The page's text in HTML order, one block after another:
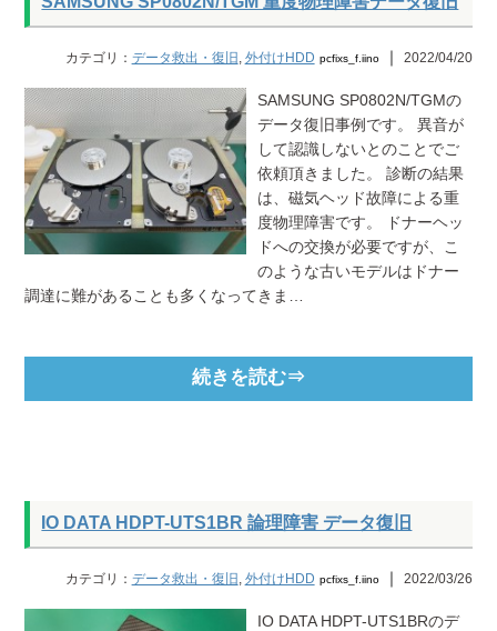
カテゴリ： データ救出・復旧 外付けHDD pcfixs_f.iino｜ 2022/04/20
SAMSUNG SP0802N/TGMの
データ復旧事例です。 異音が
して認識しないとのことでご
依頼頂きました。 診断の結果
は、磁気ヘッド故障による重
度物理障害です。 ドナーヘッ
ドへの交換が必要ですが、こ
のような古いモデルはドナー
調達に難があることも多くなってきま…
続きを読む⇒
IO DATA HDPT-UTS1BR 論理障害 データ復旧
カテゴリ： データ救出・復旧 外付けHDD pcfixs_f.iino｜ 2022/03/26
IO DATA HDPT-UTS1BRのデ